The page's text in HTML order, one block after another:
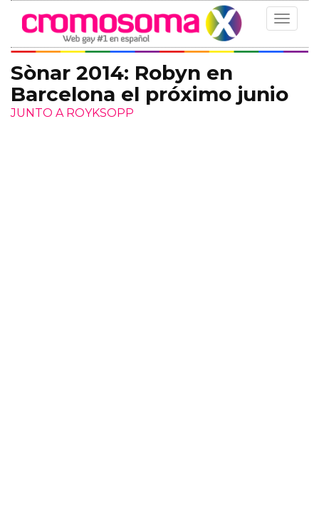
Toggle
Sònar 2014: Robyn en
Barcelona el próximo junio
JUNTO A ROYKSOPP